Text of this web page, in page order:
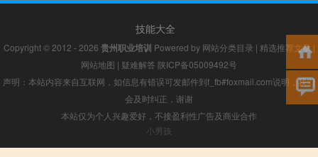
技能大全
Copyright © 2012 - 2026 贵州职业培训 Powered by 网站分类目录 | 精选推荐文章|
网站地图 | 疑难解答 陕ICP备05009492号
声明：本站内容来自互联网，如信息有错误可发邮件到f_fb#foxmail.com说明，我们
会及时纠正，谢谢
本站仅为个人兴趣爱好，不接盈利性广告及商业合作
小男孩